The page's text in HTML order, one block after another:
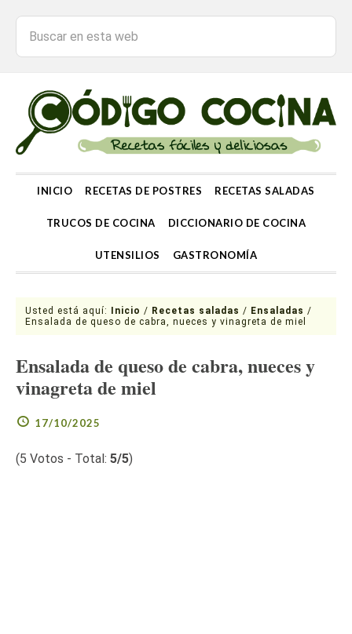
INICIO RECETAS DE POSTRES RECETAS SALADAS
TRUCOS DE COCINA DICCIONARIO DE COCINA
UTENSILIOS GASTRONOMÍA
Usted está aquí: Inicio / Recetas saladas / Ensaladas /
Ensalada de queso de cabra, nueces y vinagreta de miel
Ensalada de queso de cabra, nueces y
vinagreta de miel
17/10/2025
(5 Votos - Total: 5/5)